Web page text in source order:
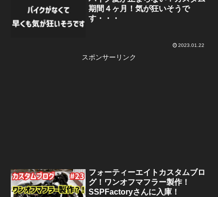
期間４ヶ月！気が狂いそうで
す・・・
2023.01.22
スポンサーリンク
フォーティーエイトカスタムブロ
グ！ワンオフマフラー製作！
SSPFactoryさんに入庫！